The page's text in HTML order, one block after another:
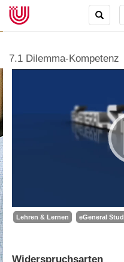
7.1 Dilemma-Kompetenz
Lehren & Lernen eGeneral
Widerspruchsarten